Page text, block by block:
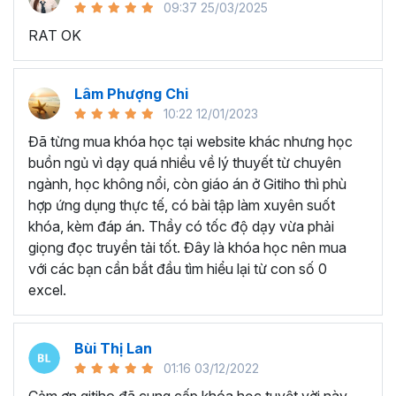
sử dụng Excel sẽ tốn nhiều thời gian, công sức để xử lý
công việc. Hơn nữa, chúng ta cũng không biết những thứ
mình đang thực hiện đúng hay không.
Hiện nay 100% các doanh nghiệp tại Việt Nam
cần tới kỹ năng Excel khi ứng tuyển vào vị trí kế toán, xử
chính... Mỗi cấp độ sẽ có yêu cầu thành thạo Excel xử lý
công việc khác nhau.
Chính vì điều đó Gitiho đã mở khóa học vềThủ thuật
Excel cập nhật hàng tuần - EXG02 với hơn7h+ học
cùng với92 tài liệu đính kèmbạn sẽ nhận được nhiều lợi
ích vô tận như:
Giảng viên là những người có trình độ chuyên môn
cao, kinh nghiệm thực tiễn dày dặn đã và đang đào
VPBank, FPT software, Vietcombank, MIC, Tập
đoàn Thành Công, TH True Milk
09:37 25/03/2025
RAT OK
Lâm Phượng Chi
10:22 12/01/2023
Đã từng mua khóa học tại website khác nhưng học
buồn ngủ vì dạy quá nhiều về lý thuyết từ chuyên
ngành, học không nổi, còn giáo án ở Gitiho thì phù
hợp ứng dụng thực tế, có bài tập làm xuyên suốt
khóa, kèm đáp án. Thầy có tốc độ dạy vừa phải
giọng đọc truyền tải tốt. Đây là khóa học nên mua
với các bạn cần bắt đầu tìm hiểu lại từ con số 0
excel.
Bùi Thị Lan
01:16 03/12/2022